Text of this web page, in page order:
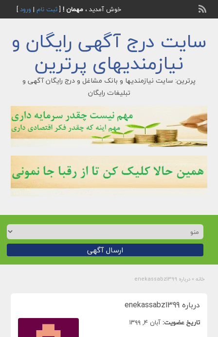
خوش آمدید ، مهمان ![ثبت نام | ورود]
سایت درج آگهی رایگان و
نیازمندیهای پرترین
پرترین: سایت نیازمندیها و بانک مشاغل و درج رایگان آگهی و
تبلیغات رایگان
ارسال آگهی
خانه » درباره enekassabz1399
درباره enekassabz1399
تاریخ عضویت: آبان ۴, ۱۳۹۹